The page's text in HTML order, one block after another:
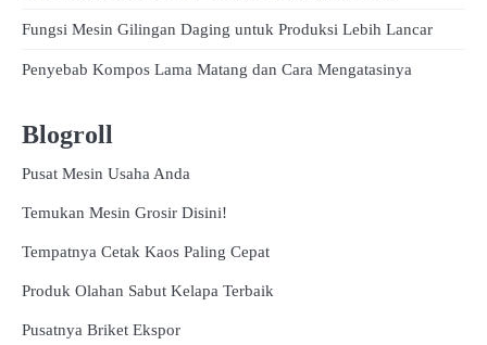
Fungsi Mesin Gilingan Daging untuk Produksi Lebih Lancar
Penyebab Kompos Lama Matang dan Cara Mengatasinya
Blogroll
Pusat Mesin Usaha Anda
Temukan Mesin Grosir Disini!
Tempatnya Cetak Kaos Paling Cepat
Produk Olahan Sabut Kelapa Terbaik
Pusatnya Briket Ekspor